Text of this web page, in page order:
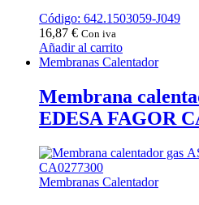
Código: 642.1503059-J049
16,87 € Con iva
Añadir al carrito
Membranas Calentador
Membrana
EDESA FAGOR
Membranas Calentador